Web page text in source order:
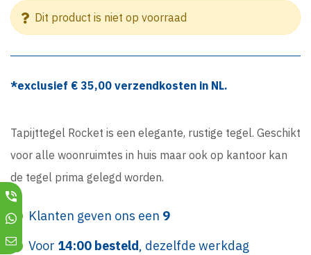
Dit product is niet op voorraad
*exclusief € 35,00 verzendkosten in NL.
Tapijttegel Rocket is een elegante, rustige tegel. Geschikt
voor alle woonruimtes in huis maar ook op kantoor kan
de tegel prima gelegd worden.
Klanten geven ons een 9
Voor 14:00 besteld, dezelfde werkdag